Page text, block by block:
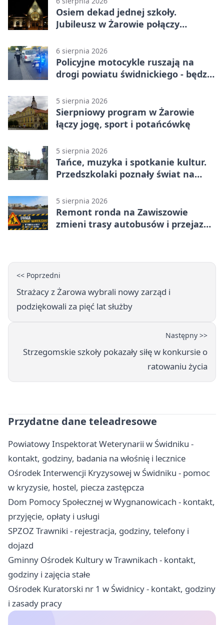
Osiem dekad jednej szkoły.
Jubileusz w Żarowie połączy
6 sierpnia 2026
Policyjne motocykle ruszają na
drogi powiatu świdnickiego - będzie
5 sierpnia 2026
Sierpniowy program w Żarowie
łączy jogę, sport i potańcówkę
5 sierpnia 2026
Tańce, muzyka i spotkanie kultur.
Przedszkolaki poznały świat na
5 sierpnia 2026
Remont ronda na Zawiszowie
zmieni trasy autobusów i przejazd
<< Poprzedni
Strażacy z Żarowa wybrali nowy zarząd i
podziękowali za pięć lat służby
Następny >>
Strzegomskie szkoły pokazały siłę w konkursie o
ratowaniu życia
Przydatne dane teleadresowe
Powiatowy Inspektorat Weterynarii w Świdniku -
kontakt, godziny, badania na włośnię i lecznice
Ośrodek Interwencji Kryzysowej w Świdniku - pomoc
w kryzysie, hostel, piecza zastępcza
Dom Pomocy Społecznej w Wygnanowicach - kontakt,
przyjęcie, opłaty i usługi
SPZOZ Trawniki - rejestracja, godziny, telefony i
dojazd
Gminny Ośrodek Kultury w Trawnikach - kontakt,
godziny i zajęcia stałe
Ośrodek Kuratorski nr 1 w Świdnicy - kontakt, godziny
i zasady pracy